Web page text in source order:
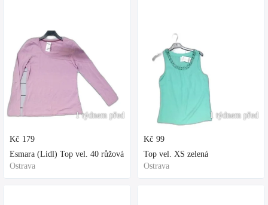
1 týdnem před
Kč 179
Esmara (Lidl) Top vel. 40 růžová
Ostrava
1 týdnem před
Kč 99
Top vel. XS zelená
Ostrava